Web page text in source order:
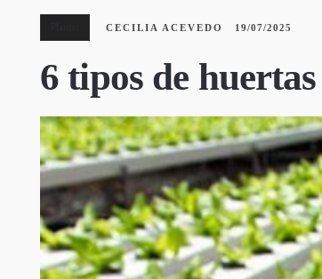
CECILIA ACEVEDO 19/07/2025
6 tipos de